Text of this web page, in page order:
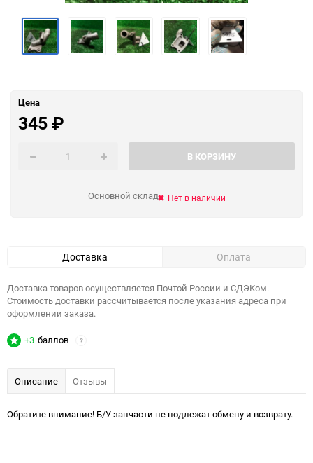
Цена
345₽
В КОРЗИНУ
Основной склад Нет в наличии
Доставка Оплата
Доставка товаров осуществляется Почтой России и СДЭКом.
Стоимость доставки рассчитывается после указания адреса при
оформлении заказа.
+3 баллов ?
Описание Отзывы
Обратите внимание! Б/У запчасти не подлежат обмену и возврату.